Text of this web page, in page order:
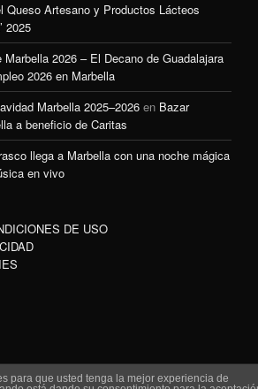
Queso Artesano y Productos Lácteos
2025
Marbella 2026 – El Decano de Guadalajara
2026 en Marbella
Marbella 2025–2026 en Bazar
a beneficio de Caritas
llega a Marbella con una noche mágica
en vivo
DE USO
para que usted tenga la mejor experiencia de